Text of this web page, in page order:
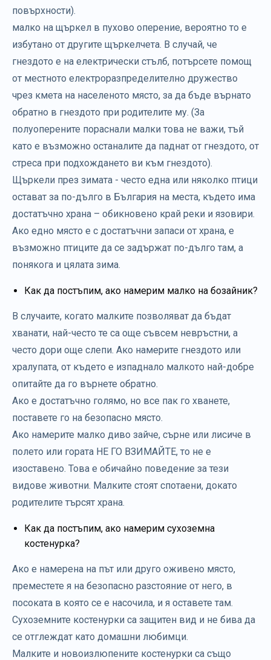
повърхности).
малко на щъркел в пухово оперение, вероятно то е
избутано от другите щъркелчета. В случай, че
гнездото е на електрически стълб, потърсете помощ
от местното електроразпределително дружество
чрез кмета на населеното място, за да бъде върнато
обратно в гнездото при родителите му. (За
полуоперените пораснали малки това не важи, тъй
като е възможно останалите да паднат от гнездото, от
стреса при подхождането ви към гнездото).
Щъркели през зимата - често една или няколко птици
остават за по-дълго в България на места, където има
достатъчно храна – обикновено край реки и язовири.
Ако едно място е с достатъчни запаси от храна, е
възможно птиците да се задържат по-дълго там, а
понякога и цялата зима.
Как да постъпим, ако намерим малко на бозайник?
В случаите, когато малките позволяват да бъдат
хванати, най-често те са още съвсем невръстни, а
често дори още слепи. Ако намерите гнездото или
хралупата, от където е изпаднало малкото най-добре
опитайте да го върнете обратно.
Ако е достатъчно голямо, но все пак го хванете,
поставете го на безопасно място.
Ако намерите малко диво зайче, сърне или лисиче в
полето или гората НЕ ГО ВЗИМАЙТЕ, то не е
изоставено. Това е обичайно поведение за тези
видове животни. Малките стоят спотаени, докато
родителите търсят храна.
Как да постъпим, ако намерим сухоземна
костенурка?
Ако е намерена на път или друго оживено място,
преместете я на безопасно разстояние от него, в
посоката в която се е насочила, и я оставете там.
Сухоземните костенурки са защитен вид и не бива да
се отглеждат като домашни любимци.
Малките и новоизлюпените костенурки са също